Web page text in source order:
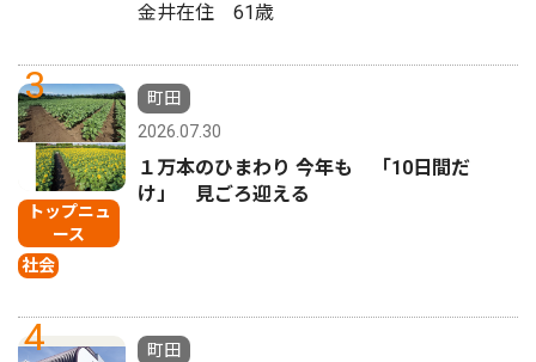
金井在住 61歳
3
トップニュ
ース
社会
町田
2026.07.30
１万本のひまわり 今年も 「10日間だ
け」 見ごろ迎える
4
町田